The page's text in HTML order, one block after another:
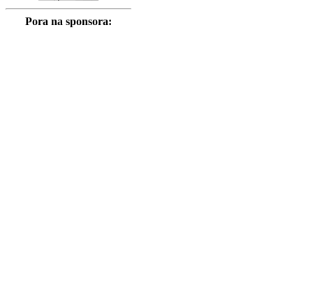
Pora na sponsora: